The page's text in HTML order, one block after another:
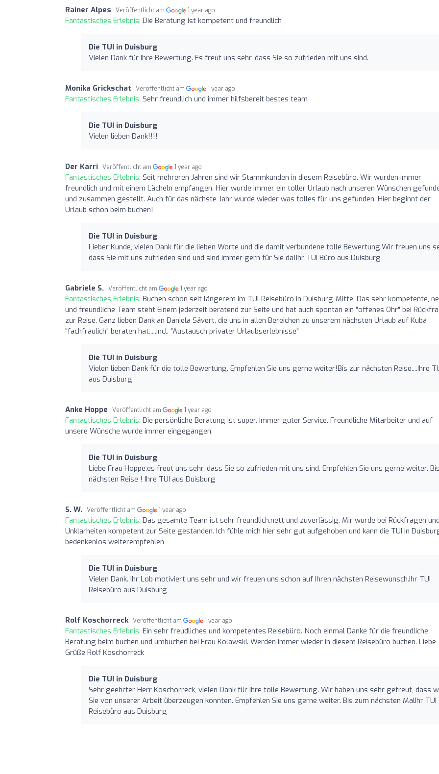
Rainer Alpes Veröffentlicht am 1 year ago
Fantastisches Erlebnis: Die Beratung ist kompetent und freundlich
Die TUI in Duisburg
Vielen Dank für Ihre Bewertung. Es freut uns sehr, dass Sie so zufrieden mit uns sind.
Monika Grickschat Veröffentlicht am 1 year ago
Fantastisches Erlebnis: Sehr freundlich und immer hilfsbereit bestes team
Die TUI in Duisburg
Vielen lieben Dank!!!!
Der Karri Veröffentlicht am 1 year ago
Fantastisches Erlebnis: Seit mehreren Jahren sind wir Stammkunden in diesem Reisebüro. Wir wurden immer
freundlich und mit einem Lächeln empfangen. Hier wurde immer ein toller Urlaub nach unseren Wünschen
und zusammen gestellt. Auch für das nächste Jahr wurde wieder was tolles für uns gefunden. Hier beginnt der
Urlaub schon beim buchen!
Die TUI in Duisburg
Lieber Kunde, vielen Dank für die lieben Worte und die damit verbundene tolle Bewertung.Wir freuen uns
dass Sie mit uns zufrieden sind und sind immer gern für Sie da!Ihr TUI Büro aus Duisburg
Gabriele S. Veröffentlicht am 1 year ago
Fantastisches Erlebnis: Buchen schon seit längerem im TUI-Reisebüro in Duisburg-Mitte. Das sehr kompetente,
und freundliche Team steht Einem jederzeit beratend zur Seite und hat auch spontan ein "offenes Ohr" bei
zur Reise. Ganz lieben Dank an Daniela Sävert, die uns in allen Bereichen zu unserem nächsten Urlaub auf Kuba
"fachfraulich" beraten hat.....incl. "Austausch privater Urlaubserlebnisse"
Die TUI in Duisburg
Vielen lieben Dank für die tolle Bewertung. Empfehlen Sie uns gerne weiter!Bis zur nächsten Reise....Ihre
aus Duisburg
Anke Hoppe Veröffentlicht am 1 year ago
Fantastisches Erlebnis: Die persönliche Beratung ist super. Immer guter Service. Freundliche Mitarbeiter und auf
unsere Wünsche wurde immer eingegangen.
Die TUI in Duisburg
Liebe Frau Hoppe,es freut uns sehr, dass Sie so zufrieden mit uns sind. Empfehlen Sie uns gerne weiter.
nächsten Reise ! Ihre TUI aus Duisburg
S. W. Veröffentlicht am 1 year ago
Fantastisches Erlebnis: Das gesamte Team ist sehr freundlich,nett und zuverlässig. Mir wurde bei Rückfragen
Unklarheiten kompetent zur Seite gestanden. Ich fühle mich hier sehr gut aufgehoben und kann die TUI in
bedenkenlos weiterempfehlen
Die TUI in Duisburg
Vielen Dank. Ihr Lob motiviert uns sehr und wir freuen uns schon auf Ihren nächsten Reisewunsch.Ihr TUI
Reisebüro aus Duisburg
Rolf Koschorreck Veröffentlicht am 1 year ago
Fantastisches Erlebnis: Ein sehr freudliches und kompetentes Reisebüro. Noch einmal Danke für die freundliche
Beratung beim buchen und umbuchen bei Frau Kolawski. Werden immer wieder in diesem Reisebüro buchen. Liebe
Grüße Rolf Koschorreck
Die TUI in Duisburg
Sehr geehrter Herr Koschorreck, vielen Dank für Ihre tolle Bewertung. Wir haben uns sehr gefreut, dass
Sie von unserer Arbeit überzeugen konnten. Empfehlen Sie uns gerne weiter. Bis zum nächsten MalIhr TUI
Reisebüro aus Duisburg